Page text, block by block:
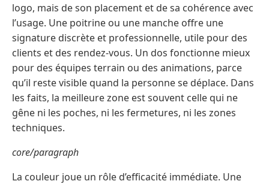
logo, mais de son placement et de sa cohérence avec
l’usage. Une poitrine ou une manche offre une
signature discrète et professionnelle, utile pour des
clients et des rendez-vous. Un dos fonctionne mieux
pour des équipes terrain ou des animations, parce
qu’il reste visible quand la personne se déplace. Dans
les faits, la meilleure zone est souvent celle qui ne
gêne ni les poches, ni les fermetures, ni les zones
techniques.
core/paragraph
La couleur joue un rôle d’efficacité immédiate. Une